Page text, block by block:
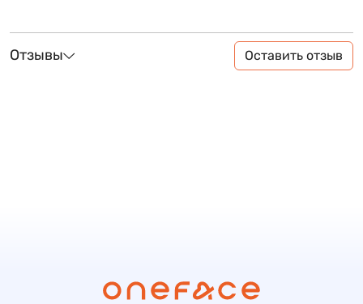
Отзывы Оставить отзыв